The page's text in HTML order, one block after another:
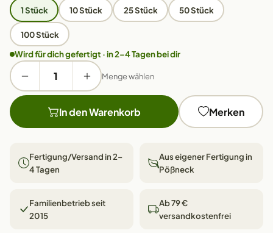
1 Stück 10 Stück 25 Stück 50 Stück
100 Stück
Wird für dich gefertigt · in 2–4 Tagen bei dir
Menge wählen
In den Warenkorb Merken
Fertigung/Versand in 2–
4 Tagen
Aus eigener Fertigung in
Pößneck
Familienbetrieb seit
2015
Ab 79 €
versandkostenfrei